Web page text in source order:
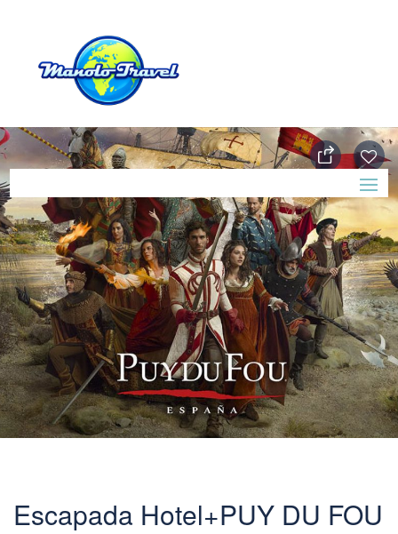
Escapada Hotel+PUY DU FOU